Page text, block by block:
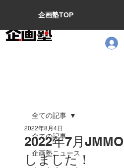
企画塾TOP
全ての記事
企画塾ニュース
全ての記事
2022年7月
しました！
2022年8月4日